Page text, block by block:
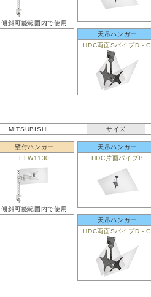
傾斜可能範囲内で使用
天吊ハンガー
HDC両面SパイプD～G
MITSUBISHI サイズ
壁付ハンガー
EFW1130
傾斜可能範囲内で使用
天吊ハンガー
HDC片面パイプB
天吊ハンガー
HDC両面SパイプD～G